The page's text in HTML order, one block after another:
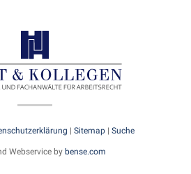
| Sitemap| Suche
Webservice by bense.com